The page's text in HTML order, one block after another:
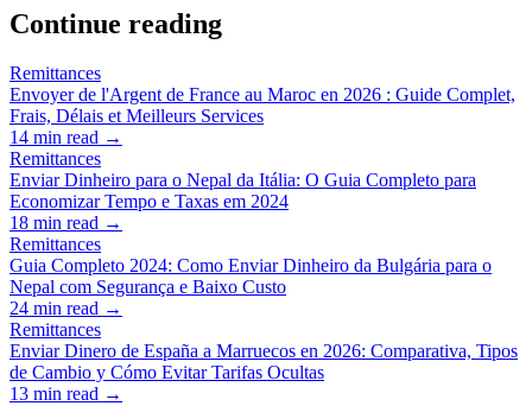
Continue reading
Remittances
Envoyer de l'Argent de France au Maroc en 2026 : Guide Complet,
Frais, Délais et Meilleurs Services
14 min read →
Remittances
Enviar Dinheiro para o Nepal da Itália: O Guia Completo para
Economizar Tempo e Taxas em 2024
18 min read →
Remittances
Guia Completo 2024: Como Enviar Dinheiro da Bulgária para o
Nepal com Segurança e Baixo Custo
24 min read →
Remittances
Enviar Dinero de España a Marruecos en 2026: Comparativa, Tipos
de Cambio y Cómo Evitar Tarifas Ocultas
13 min read →